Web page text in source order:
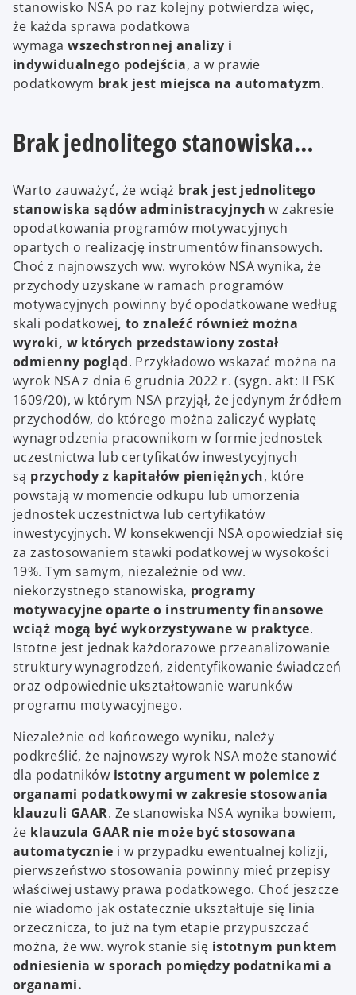
stanowisko NSA po raz kolejny potwierdza więc,
że każda sprawa podatkowa
wymagawszechstronnej analizy i
indywidualnego podejścia, a w prawie
podatkowym brak jest miejsca na automatyzm.
Brak jednolitego stanowiska…
Warto zauważyć, że wciąż brak jest jednolitego
stanowiska sądów administracyjnych w zakresie
opodatkowania programów motywacyjnych
opartych o realizację instrumentów finansowych.
Choć z najnowszych ww. wyroków NSA wynika, że
przychody uzyskane w ramach programów
motywacyjnych powinny być opodatkowane według
skali podatkowej, to znaleźć również można
wyroki, w których przedstawiony został
odmienny pogląd. Przykładowo wskazać można na
wyrok NSA z dnia 6 grudnia 2022 r. (sygn. akt: II FSK
1609/20), w którym NSA przyjął, że jedynym źródłem
przychodów, do którego można zaliczyć wypłatę
wynagrodzenia pracownikom w formie jednostek
uczestnictwa lub certyfikatów inwestycyjnych
są przychody z kapitałów pieniężnych, które
powstają w momencie odkupu lub umorzenia
jednostek uczestnictwa lub certyfikatów
inwestycyjnych. W konsekwencji NSA opowiedział się
za zastosowaniem stawki podatkowej w wysokości
19%. Tym samym, niezależnie od ww.
niekorzystnego stanowiska, programy
motywacyjne oparte o instrumenty finansowe
wciąż mogą być wykorzystywane w praktyce.
Istotne jest jednak każdorazowe przeanalizowanie
struktury wynagrodzeń, zidentyfikowanie świadczeń
oraz odpowiednie ukształtowanie warunków
programu motywacyjnego.
Niezależnie od końcowego wyniku, należy
podkreślić, że najnowszy wyrok NSA może stanowić
dla podatników istotny argument w polemice z
organami podatkowymi w zakresie stosowania
klauzuli GAAR. Ze stanowiska NSA wynika bowiem,
że klauzula GAAR nie może być stosowana
automatycznie i w przypadku ewentualnej kolizji,
pierwszeństwo stosowania powinny mieć przepisy
właściwej ustawy prawa podatkowego. Choć jeszcze
nie wiadomo jak ostatecznie ukształtuje się linia
orzecznicza, to już na tym etapie przypuszczać
można, że ww. wyrok stanie się istotnym punktem
odniesienia w sporach pomiędzy podatnikami a
organami.